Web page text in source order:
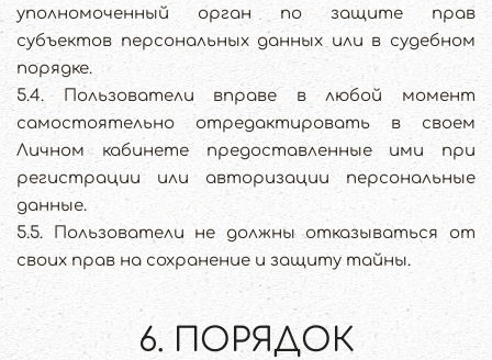
уполномоченный орган по защите прав
субъектов персональных данных или в судебном
порядке.
5.4. Пользователи вправе в любой момент
самостоятельно отредактировать в своем
Личном кабинете предоставленные ими при
регистрации или авторизации персональные
данные.
5.5. Пользователи не должны отказываться от
своих прав на сохранение и защиту тайны.
6. ПОРЯДОК